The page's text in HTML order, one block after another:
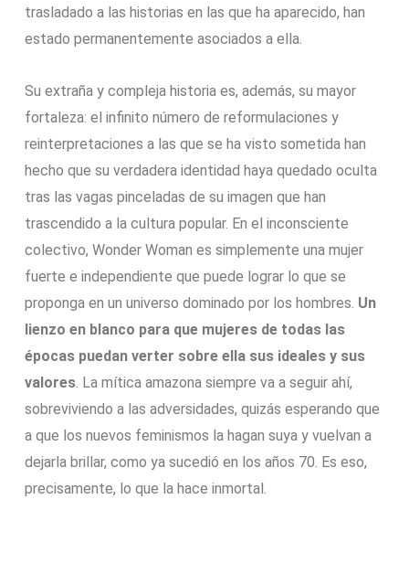
trasladado a las historias en las que ha aparecido, han
estado permanentemente asociados a ella.
Su extraña y compleja historia es, además, su mayor
fortaleza: el infinito número de reformulaciones y
reinterpretaciones a las que se ha visto sometida han
hecho que su verdadera identidad haya quedado oculta
tras las vagas pinceladas de su imagen que han
trascendido a la cultura popular. En el inconsciente
colectivo, Wonder Woman es simplemente una mujer
fuerte e independiente que puede lograr lo que se
proponga en un universo dominado por los hombres. Un
lienzo en blanco para que mujeres de todas las
épocas puedan verter sobre ella sus ideales y sus
valores. La mítica amazona siempre va a seguir ahí,
sobreviviendo a las adversidades, quizás esperando que
a que los nuevos feminismos la hagan suya y vuelvan a
dejarla brillar, como ya sucedió en los años 70. Es eso,
precisamente, lo que la hace inmortal.